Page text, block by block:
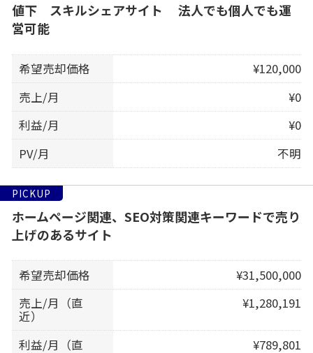
値下 スキルシェアサイト 法人でも個人でも運
営可能
希望売却価格
¥120,000
売上/月
¥0
利益/月
¥0
PV/月
不明
PICKUP
ホームページ関連、SEO対策関連キーワードで売り
上げのあるサイト
希望売却価格
¥31,500,000
売上/月（直
近）
¥1,280,191
利益/月（直 ¥789,801